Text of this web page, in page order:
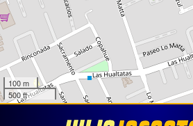
100 m
500 ft